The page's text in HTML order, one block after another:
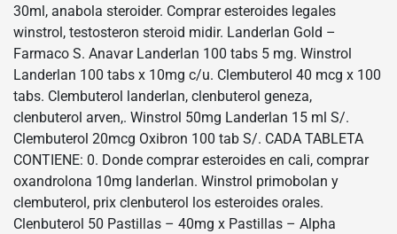
30ml, anabola steroider. Comprar esteroides legales
winstrol, testosteron steroid midir. Landerlan Gold –
Farmaco S. Anavar Landerlan 100 tabs 5 mg. Winstrol
Landerlan 100 tabs x 10mg c/u. Clembuterol 40 mcg x 100
tabs. Clembuterol landerlan, clenbuterol geneza,
clenbuterol arven,. Winstrol 50mg Landerlan 15 ml S/.
Clembuterol 20mcg Oxibron 100 tab S/. CADA TABLETA
CONTIENE: 0. Donde comprar esteroides en cali, comprar
oxandrolona 10mg landerlan. Winstrol primobolan y
clembuterol, prix clenbuterol los esteroides orales.
Clenbuterol 50 Pastillas – 40mg x Pastillas – Alpha